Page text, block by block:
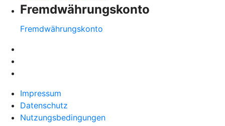
Fremdwährungskonto
Fremdwährungskonto
Impressum
Datenschutz
Nutzungsbedingungen